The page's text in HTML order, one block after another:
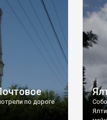
по дороге